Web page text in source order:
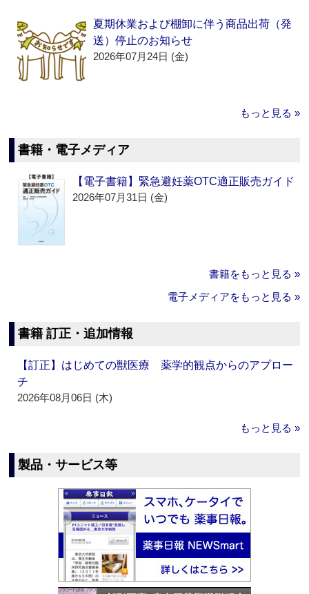
夏期休業および棚卸に伴う商品出荷（発
送）停止のお知らせ
2026年07月24日 (金)
もっと見る »
書籍・電子メディア
【電子書籍】緊急避妊薬OTC適正販売ガイド
2026年07月31日 (金)
書籍をもっと見る »
電子メディアをもっと見る »
書籍 訂正・追加情報
【訂正】はじめての獣医療 薬学的観点からのアプロー
チ
2026年08月06日 (木)
もっと見る »
製品・サービス等